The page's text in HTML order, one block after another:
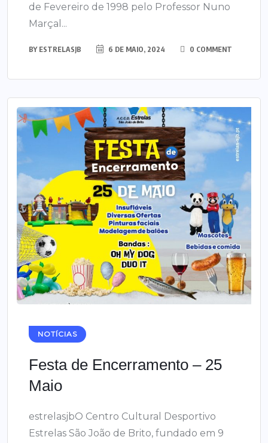
de Fevereiro de 1998 pelo Professor Nuno
Marçal...
BY ESTRELASJB 6 DE MAIO, 2024 0 COMMENT
NOTÍCIAS
Festa de Encerramento – 25
Maio
estrelasjbO Centro Cultural Desportivo
Estrelas São João de Brito, fundado em 9